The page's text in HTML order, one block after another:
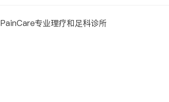
PainCare专业理疗和足科诊所